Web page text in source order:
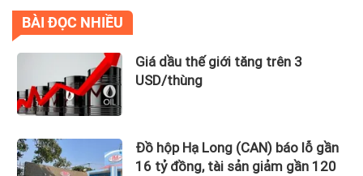
BÀI ĐỌC NHIỀU
Giá dầu thế giới tăng trên 3
USD/thùng
Đồ hộp Hạ Long (CAN) báo lỗ gần
16 tỷ đồng, tài sản giảm gần 120